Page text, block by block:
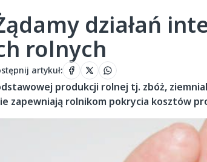
działań
rolnych
artykuł:
produkcji rolnej tj. zbóż,
zapewniają rolnikom pokrycia kosztów